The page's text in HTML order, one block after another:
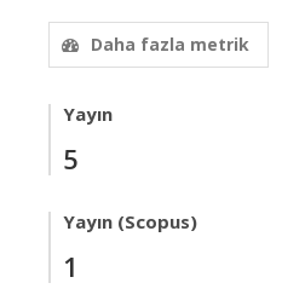
Daha fazla metrik
Yayın
5
Yayın (Scopus)
1